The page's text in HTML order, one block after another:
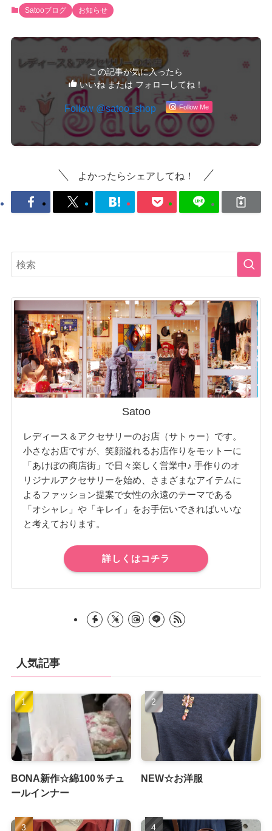
Satooブログ お知らせ
この記事が気に入ったら
いいね または フォローしてね！
Follow @satoo_shop Follow Me
よかったらシェアしてね！
Satoo
レディース＆アクセサリーのお店（サトゥー）です。
小さなお店ですが、笑顔溢れるお店作りをモットーに
「あけぼの商店街」で日々楽しく営業中♪ 手作りのオ
リジナルアクセサリーを始め、さまざまなアイテムに
よるファッション提案で女性の永遠のテーマである
「オシャレ」や「キレイ」をお手伝いできればいいな
と考えております。
詳しくはコチラ
人気記事
BONA新作☆綿100％チュ
ールインナー
NEW☆お洋服